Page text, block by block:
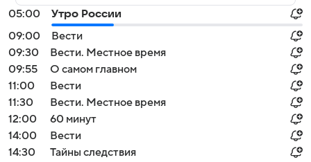
05:00
Утро России
09:00
Вести
09:30
Вести. Местное время
09:55
О самом главном
11:00
Вести
11:30
Вести. Местное время
12:00
60 минут
14:00
Вести
14:30
Тайны следствия